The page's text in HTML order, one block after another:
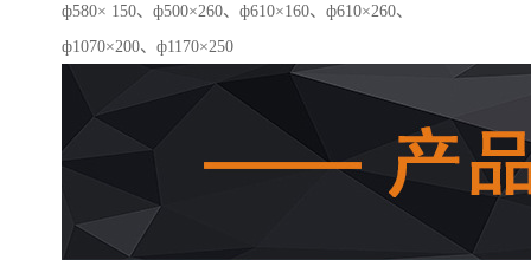
ф580× 150、ф500×260、ф610×160、ф610×260、
ф1070×200、ф1170×250